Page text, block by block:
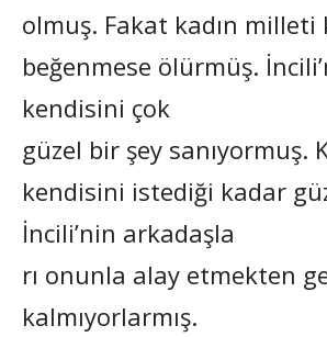
olmuş. Fakat kadın milleti
beğenmese ölürmüş.
kendisini çok
güzel bir şey sanıyormuş.
kendisini istediği kadar
İncili’nin arkadaşla
rı onunla alay etmekten
kalmıyorlarmış.